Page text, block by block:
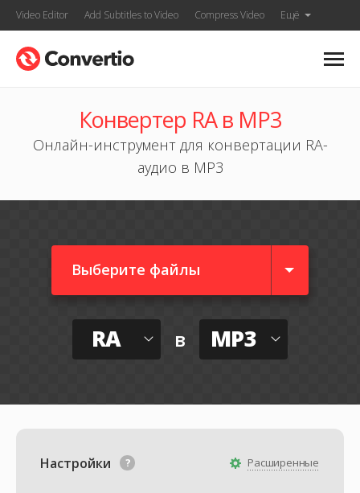
Video Editor Add Subtitles to Video Compress Video Ещё
Конвертер RA в MP3
Онлайн-инструмент для конвертации RA-
аудио в MP3
Выберите файлы
RA в MP3
Расширенные
Настройки